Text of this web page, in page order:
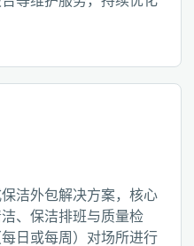
洁外包解决方案，核心
、保洁排班与质量检
日或每周）对场所进行